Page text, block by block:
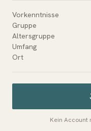
Vorkenntnisse
Gruppe
Altersgruppe
Umfang
Ort
Kein Account